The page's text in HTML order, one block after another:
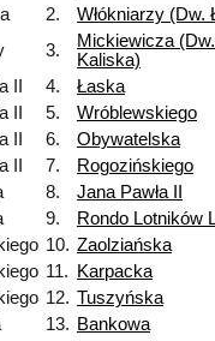
2. Włókniarzy (Dw.
3.
Mickiewicza
Kaliska)
II 4. Łaska
II
5. Wróblewskiego
II
6. Obywatelska
II
7. Rogozińskiego
8. Jana Pawła II
9. Rondo Lotników
10. Zaolziańska
11. Karpacka
12. Tuszyńska
13. Bankowa